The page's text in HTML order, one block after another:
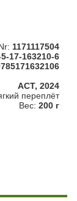
1171117504
17-163210-6
АСТ, 2024
переплёт
Вес: 200 г